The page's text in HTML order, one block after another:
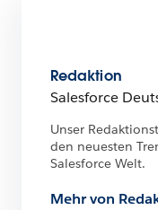
Redaktion
Salesforce
Unser
den neuesten
Salesforce Welt.
Mehr von